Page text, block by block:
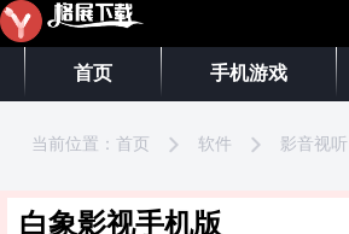
首页 手机游戏
当前位置： 首页 软件 影音视听
白象影视手机版